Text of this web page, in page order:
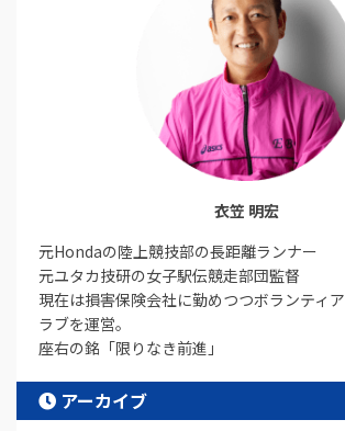
衣笠 明宏
元Hondaの陸上競技部の長距離ランナー
元ユタカ技研の女子駅伝競走部団監督
現在は損害保険会社に勤めつつボランティ
ラブを運営。
座右の銘「限りなき前進」
アーカイブ